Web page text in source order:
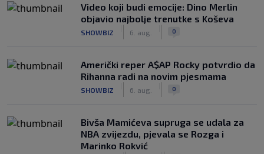
Video koji budi emocije: Dino Merlin
objavio najbolje trenutke s Koševa
SHOWBIZ 6. aug. 0
Američki reper A$AP Rocky potvrdio da
Rihanna radi na novim pjesmama
SHOWBIZ 6. aug. 0
Bivša Mamićeva supruga se udala za
NBA zvijezdu, pjevala se Rozga i
Marinko Rokvić